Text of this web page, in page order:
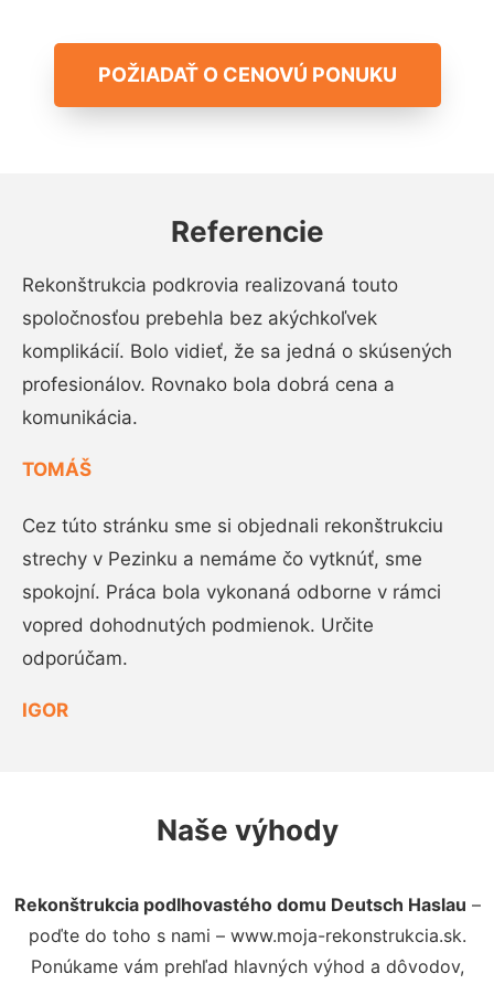
POŽIADAŤ O CENOVÚ PONUKU
Referencie
Rekonštrukcia podkrovia realizovaná touto
spoločnosťou prebehla bez akýchkoľvek
komplikácií. Bolo vidieť, že sa jedná o skúsených
profesionálov. Rovnako bola dobrá cena a
komunikácia.
TOMÁŠ
Cez túto stránku sme si objednali rekonštrukciu
strechy v Pezinku a nemáme čo vytknúť, sme
spokojní. Práca bola vykonaná odborne v rámci
vopred dohodnutých podmienok. Určite
odporúčam.
IGOR
Naše výhody
Rekonštrukcia podlhovastého domu Deutsch Haslau –
poďte do toho s nami – www.moja-rekonstrukcia.sk.
Ponúkame vám prehľad hlavných výhod a dôvodov,